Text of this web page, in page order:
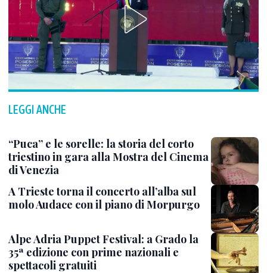
LEGGI ANCHE
“Puca” e le sorelle: la storia del corto
triestino in gara alla Mostra del Cinema
di Venezia
A Trieste torna il concerto all’alba sul
molo Audace con il piano di Morpurgo
Alpe Adria Puppet Festival: a Grado la
35ª edizione con prime nazionali e
spettacoli gratuiti